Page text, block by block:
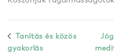
Tanítás és közös
gyakorlás